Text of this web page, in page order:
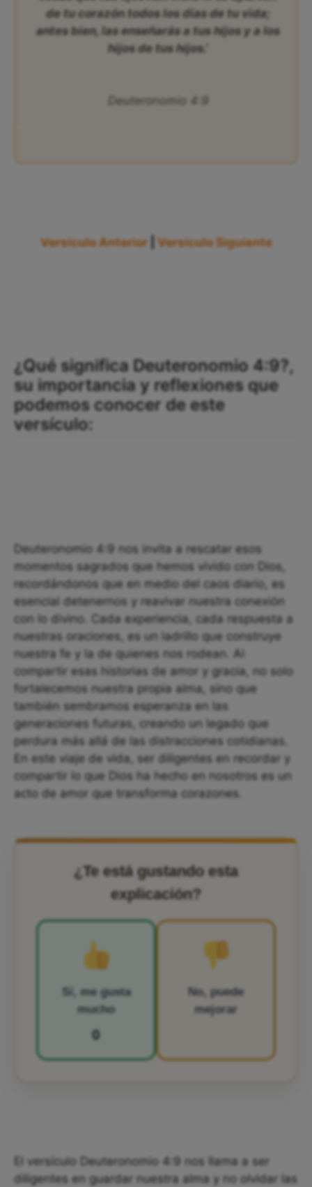
de tu corazón todos los días de tu vida;
antes bien, las enseñarás a tus hijos y a los
hijos de tus hijos.’
Deuteronomio 4:9
Versículo Anterior Versículo Siguiente
¿Qué significa Deuteronomio 4:9?,
su importancia y reflexiones que
podemos conocer de este
versículo:
Deuteronomio 4:9 nos invita a rescatar esos
momentos sagrados que hemos vivido con Dios,
recordándonos que en medio del caos diario, es
esencial detenernos y reavivar nuestra conexión
con lo divino. Cada experiencia, cada respuesta a
nuestras oraciones, es un ladrillo que construye
nuestra fe y la de quienes nos rodean. Al
compartir esas historias de amor y gracia, no solo
fortalecemos nuestra propia alma, sino que
también sembramos esperanza en las
generaciones futuras, creando un legado que
perdura más allá de las distracciones cotidianas.
En este viaje de vida, ser diligentes en recordar y
compartir lo que Dios ha hecho en nosotros es un
acto de amor que transforma corazones.
¿Te está gustando esta
explicación?
Sí, me gusta
mucho
0
No, puede
mejorar
El versículo Deuteronomio 4:9 nos llama a ser
diligentes en guardar nuestra alma y no olvidar las